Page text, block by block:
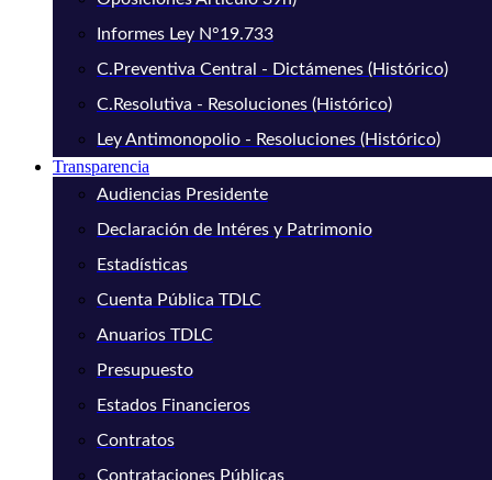
Informes Ley N°19.733
C.Preventiva Central - Dictámenes (Histórico)
C.Resolutiva - Resoluciones (Histórico)
Ley Antimonopolio - Resoluciones (Histórico)
Transparencia
Audiencias Presidente
Declaración de Intéres y Patrimonio
Estadísticas
Cuenta Pública TDLC
Anuarios TDLC
Presupuesto
Estados Financieros
Contratos
Contrataciones Públicas